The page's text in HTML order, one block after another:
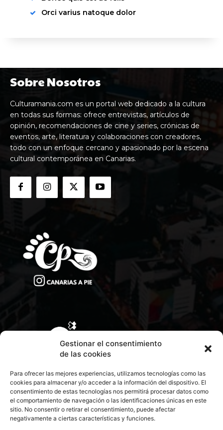
Gestionar el consentimiento
de las cookies
Para ofrecer las mejores experiencias, utilizamos tecnologías como las
cookies para almacenar y/o acceder a la información del dispositivo. El
consentimiento de estas tecnologías nos permitirá procesar datos como
el comportamiento de navegación o las identificaciones únicas en este
sitio. No consentir o retirar el consentimiento, puede afectar
negativamente a ciertas características y funciones.
Orci varius natoque dolor
Sobre Nosotros
Culturamania.com es un portal web dedicado a la cultura
en todas sus formas: ofrece entrevistas, artículos de
opinión, recomendaciones de cine y series, crónicas de
eventos, arte, literatura y colaboraciones con creadores,
todo con un enfoque cercano y apasionado por la escena
cultural contemporánea en Canarias.
CONTACTA CON NOSOTROS